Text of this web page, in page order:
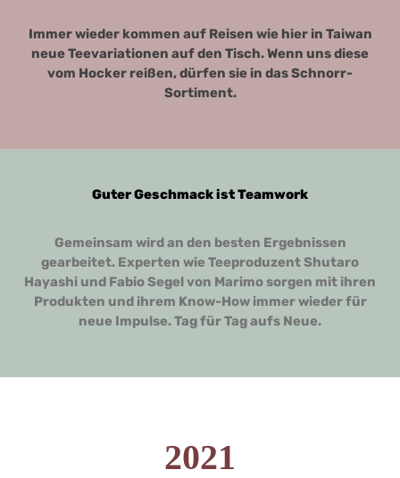
Immer wieder kommen auf Reisen wie hier in Taiwan
neue Teevariationen auf den Tisch. Wenn uns diese
vom Hocker reißen, dürfen sie in das Schnorr-
Sortiment.
Guter Geschmack ist Teamwork
Gemeinsam wird an den besten Ergebnissen
gearbeitet. Experten wie Teeproduzent Shutaro
Hayashi und Fabio Segel von Marimo sorgen mit ihren
Produkten und ihrem Know-How immer wieder für
neue Impulse. Tag für Tag aufs Neue.
2021